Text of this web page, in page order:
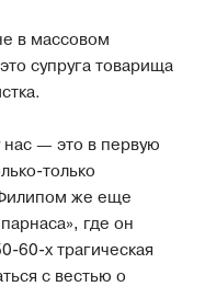
в массовом
супруга товарища
нас — это в первую
только
же еще
где он
60-х трагическая
с вестью о